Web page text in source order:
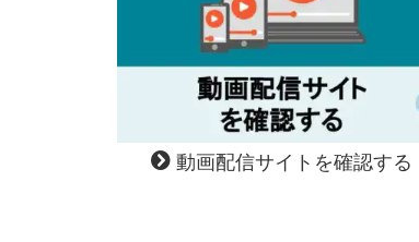
動画配信サイトを確認する